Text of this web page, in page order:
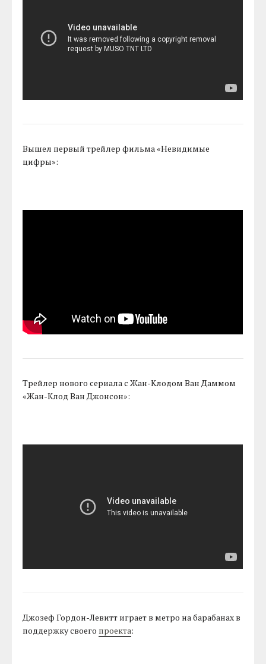
Вышел первый трейлер фильма «Невидимые
цифры»:
Трейлер нового сериала с Жан-Клодом Ван Даммом
«Жан-Клод Ван Джонсон»:
Джозеф Гордон-Левитт играет в метро на барабанах в
поддержку своего проекта: